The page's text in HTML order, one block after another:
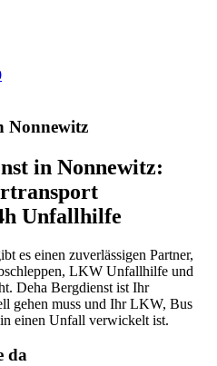
Nonnewitz
in Nonnewitz:
Unfallhilfe
es einen zuverlässigen Partner,
LKW Unfallhilfe und
Deha Bergdienst ist Ihr
gehen muss und Ihr LKW, Bus
einen Unfall verwickelt ist.
da